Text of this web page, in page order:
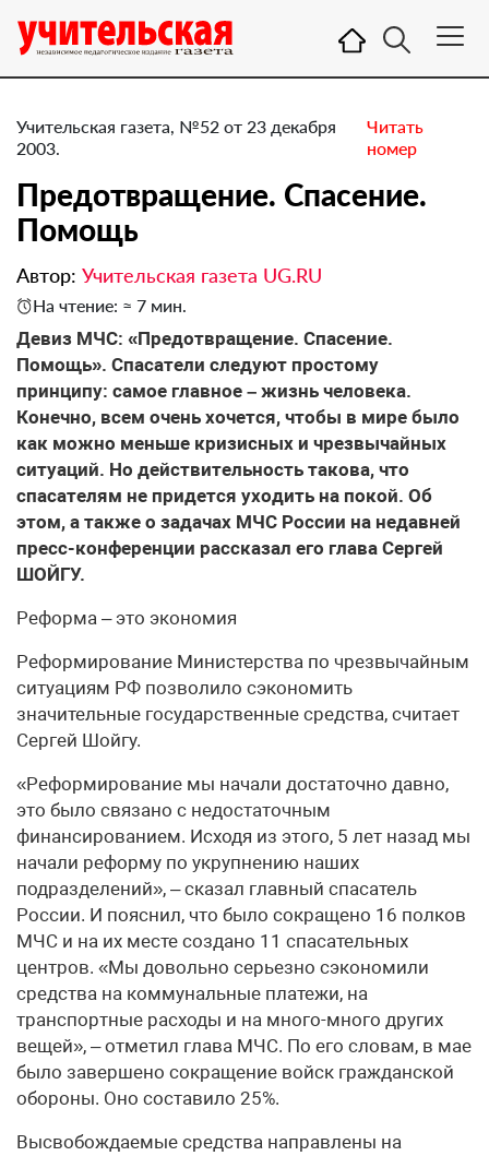
Учительская газета, №52 от 23 декабря
2003.
Читать
номер
Предотвращение. Спасение.
Помощь
Автор: Учительская газета UG.RU
На чтение: ≈ 7 мин.
Девиз МЧС: «Предотвращение. Спасение.
Помощь». Спасатели следуют простому
принципу: самое главное – жизнь человека.
Конечно, всем очень хочется, чтобы в мире было
как можно меньше кризисных и чрезвычайных
ситуаций. Но действительность такова, что
спасателям не придется уходить на покой. Об
этом, а также о задачах МЧС России на недавней
пресс-конференции рассказал его глава Сергей
ШОЙГУ.
Реформа – это экономия
Реформирование Министерства по чрезвычайным
ситуациям РФ позволило сэкономить
значительные государственные средства, считает
Сергей Шойгу.
«Реформирование мы начали достаточно давно,
это было связано с недостаточным
финансированием. Исходя из этого, 5 лет назад мы
начали реформу по укрупнению наших
подразделений», – сказал главный спасатель
России. И пояснил, что было сокращено 16 полков
МЧС и на их месте создано 11 спасательных
центров. «Мы довольно серьезно сэкономили
средства на коммунальные платежи, на
транспортные расходы и на много-много других
вещей», – отметил глава МЧС. По его словам, в мае
было завершено сокращение войск гражданской
обороны. Оно составило 25%.
Высвобождаемые средства направлены на